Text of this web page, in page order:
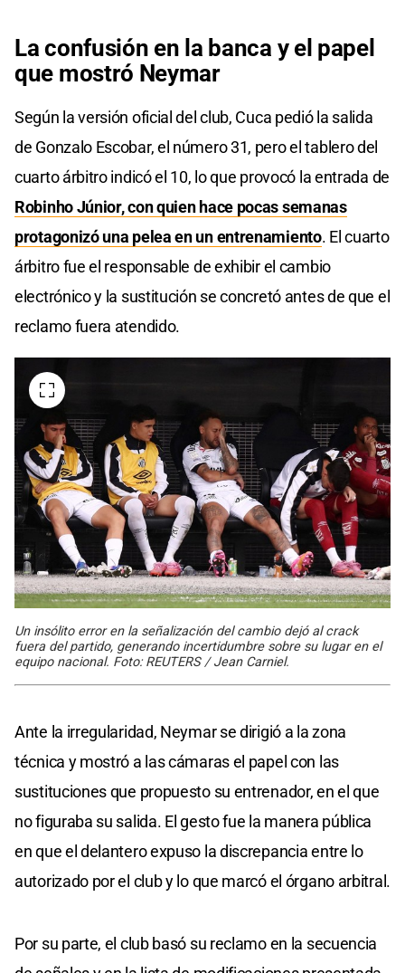
La confusión en la banca y el papel
que mostró Neymar
Según la versión oficial del club, Cuca pedió la salida
de Gonzalo Escobar, el número 31, pero el tablero del
cuarto árbitro indicó el 10, lo que provocó la entrada de
Robinho Júnior, con quien hace pocas semanas
protagonizó una pelea en un entrenamiento. El cuarto
árbitro fue el responsable de exhibir el cambio
electrónico y la sustitución se concretó antes de que el
reclamo fuera atendido.
Un insólito error en la señalización del cambio dejó al crack
fuera del partido, generando incertidumbre sobre su lugar en el
equipo nacional. Foto: REUTERS / Jean Carniel.
Ante la irregularidad, Neymar se dirigió a la zona
técnica y mostró a las cámaras el papel con las
sustituciones que propuesto su entrenador, en el que
no figuraba su salida. El gesto fue la manera pública
en que el delantero expuso la discrepancia entre lo
autorizado por el club y lo que marcó el órgano arbitral.
Por su parte, el club basó su reclamo en la secuencia